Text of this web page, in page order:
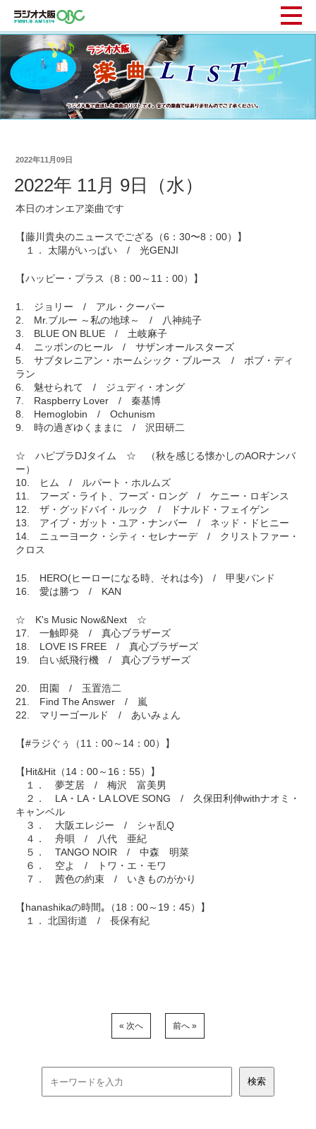
2022年11月09日
2022年 11月 9日（水）
本日のオンエア楽曲です
【藤川貴央のニュースでござる（6：30〜8：00）】
１． 太陽がいっぱい / 光GENJI
【ハッピー・プラス（8：00～11：00）】
1. ジョリー / アル・クーパー
2. Mr.ブルー ～私の地球～ / 八神純子
3. BLUE ON BLUE / 土岐麻子
4. ニッポンのヒール / サザンオールスターズ
5. サブタレニアン・ホームシック・ブルース / ボブ・ディ
ラン
6. 魅せられて / ジュディ・オング
7. Raspberry Lover / 秦基博
8. Hemoglobin / Ochunism
9. 時の過ぎゆくままに / 沢田研二
☆ ハピプラDJタイム ☆ （秋を感じる懐かしのAORナンバ
ー）
10. ヒム / ルパート・ホルムズ
11. フーズ・ライト、フーズ・ロング / ケニー・ロギンス
12. ザ・グッドバイ・ルック / ドナルド・フェイゲン
13. アイブ・ガット・ユア・ナンバー / ネッド・ドヒニー
14. ニューヨーク・シティ・セレナーデ / クリストファー・
クロス
15. HERO(ヒーローになる時、それは今) / 甲斐バンド
16. 愛は勝つ / KAN
☆ K's Music Now&Next ☆
17. 一触即発 / 真心ブラザーズ
18. LOVE IS FREE / 真心ブラザーズ
19. 白い紙飛行機 / 真心ブラザーズ
20. 田園 / 玉置浩二
21. Find The Answer / 嵐
22. マリーゴールド / あいみょん
【#ラジぐぅ（11：00～14：00）】
【Hit&Hit（14：00～16：55）】
１． 夢芝居 / 梅沢 富美男
２． LA・LA・LA LOVE SONG / 久保田利伸withナオミ・
キャンベル
３． 大阪エレジー / シャ乱Q
４． 舟唄 / 八代 亜紀
５． TANGO NOIR / 中森 明菜
６． 空よ / トワ・エ・モワ
７． 茜色の約束 / いきものがかり
【hanashikaの時間｡（18：00～19：45）】
１． 北国街道 / 長保有紀
« 次へ 前へ »